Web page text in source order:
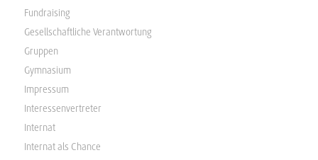
Fundraising
Gesellschaftliche Verantwortung
Gruppen
Gymnasium
Impressum
Interessenvertreter
Internat
Internat als Chance